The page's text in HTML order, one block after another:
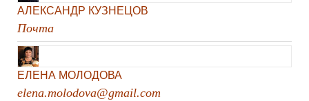
АЛЕКСАНДР КУЗНЕЦОВ
Почта
ЕЛЕНА МОЛОДОВА
elena.molodova@gmail.com